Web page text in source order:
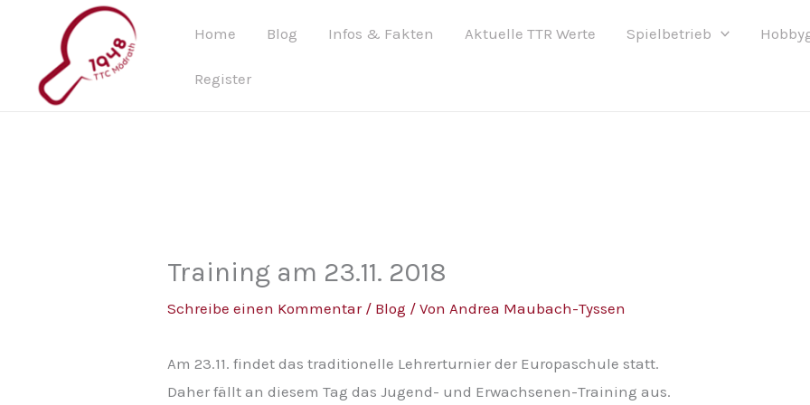
springen
Home Blog Infos & Fakten Aktuelle TTR Werte Spielbetrieb
Register
Training am 23.11. 2018
Schreibe einen Kommentar / Blog / Von Andrea Maubach-Tyssen
Am 23.11. findet das traditionelle Lehrerturnier der Europaschule statt.
Daher fällt an diesem Tag das Jugend- und Erwachsenen-Training aus.